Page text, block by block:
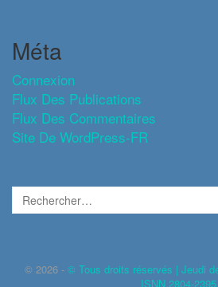
Méta
Connexion
Flux Des Publications
Flux Des Commentaires
Site De WordPress-FR
© 2026 - © Tous droits réservés | Jeudi
ISNN 2804-2395